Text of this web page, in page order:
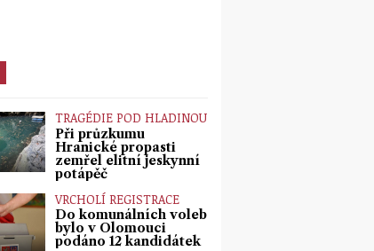
TRAGÉDIE POD HLADINOU
Při průzkumu
Hranické propasti
zemřel elitní jeskynní
potápěč
VRCHOLÍ REGISTRACE
Do komunálních voleb
bylo v Olomouci
podáno 12 kandidátek